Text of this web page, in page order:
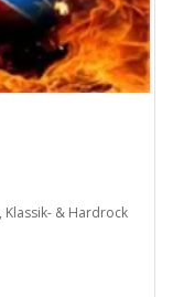
Klassik- & Hardrock